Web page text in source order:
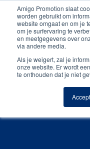
Amigo Promotion slaat
worden gebruikt om
website omgaat en om je
om je surfervaring te
en meetgegevens over
via andere media.
Als je weigert, zal je
onze website. Er wordt
te onthouden dat je niet
Unieke producten
Gratis digitale